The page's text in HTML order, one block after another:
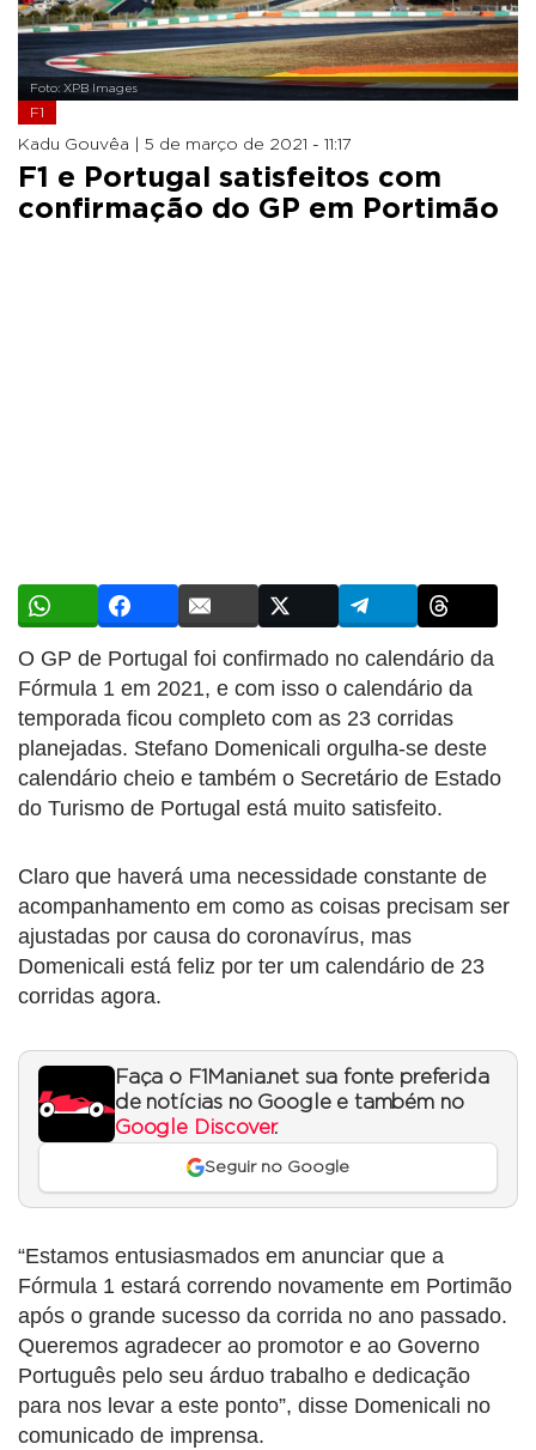
Foto: XPB Images
F1
Kadu Gouvêa | 5 de março de 2021 - 11:17
F1 e Portugal satisfeitos com
confirmação do GP em Portimão
O GP de Portugal foi confirmado no calendário da
Fórmula 1 em 2021, e com isso o calendário da
temporada ficou completo com as 23 corridas
planejadas. Stefano Domenicali orgulha-se deste
calendário cheio e também o Secretário de Estado
do Turismo de Portugal está muito satisfeito.
Claro que haverá uma necessidade constante de
acompanhamento em como as coisas precisam ser
ajustadas por causa do coronavírus, mas
Domenicali está feliz por ter um calendário de 23
corridas agora.
Faça o F1Mania.net sua fonte preferida
de notícias no Google e também no
Google Discover.
Seguir no Google
“Estamos entusiasmados em anunciar que a
Fórmula 1 estará correndo novamente em Portimão
após o grande sucesso da corrida no ano passado.
Queremos agradecer ao promotor e ao Governo
Português pelo seu árduo trabalho e dedicação
para nos levar a este ponto”, disse Domenicali no
comunicado de imprensa.